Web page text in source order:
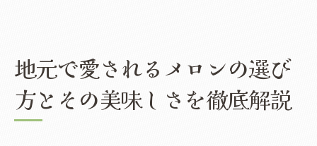
地元で愛されるメロンの選び
方とその美味しさを徹底解説